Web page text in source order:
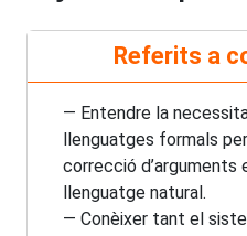
Referits a
— Entendre la
llenguatges formals
correcció d’arguments
llenguatge natural.
— Conèixer tant el